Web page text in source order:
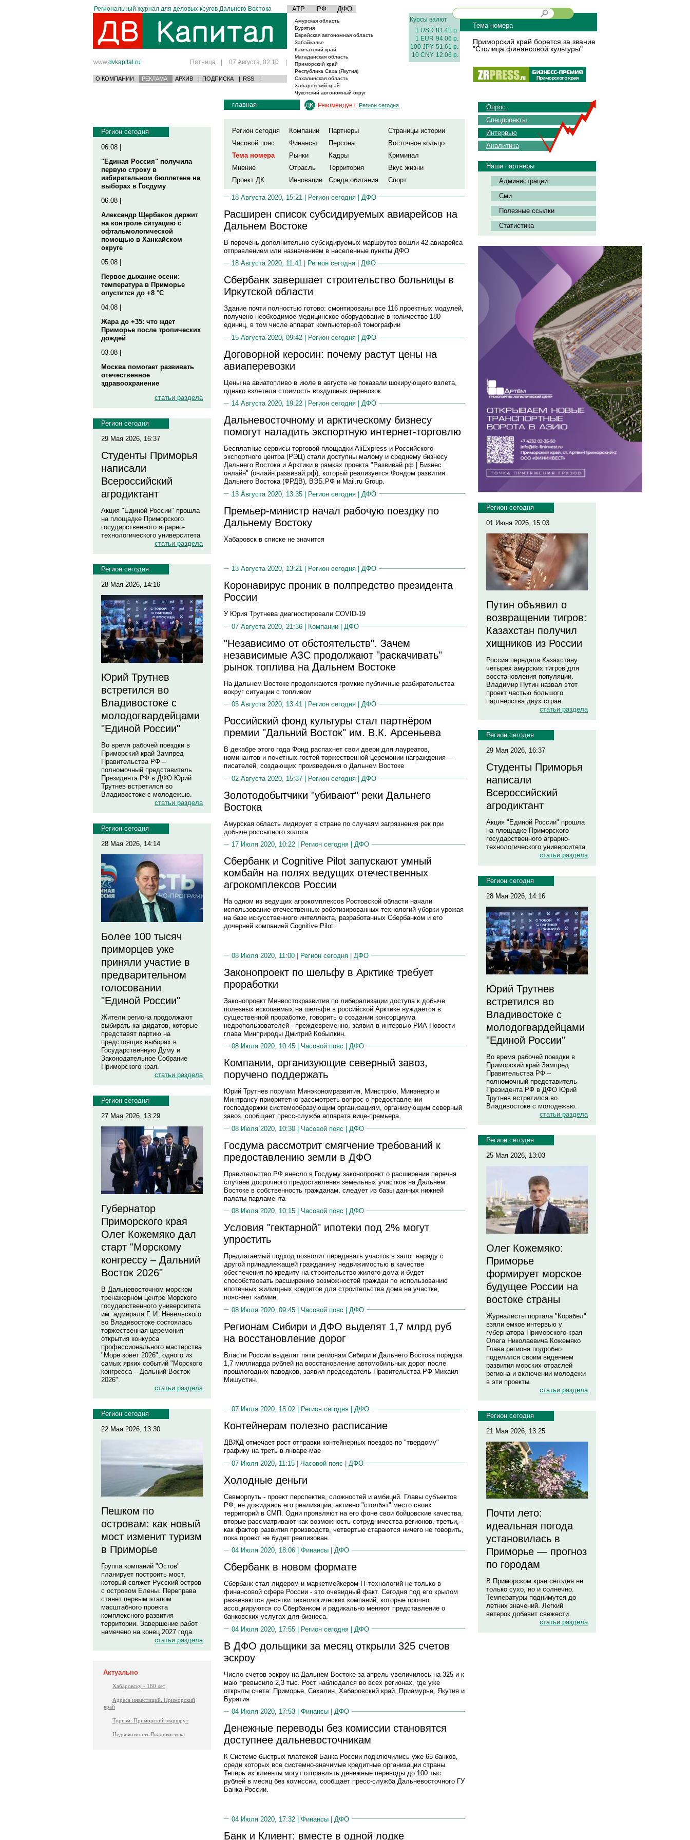
Региональный журнал для деловых кругов Дальнего Востока АТР РФ ДФО
www.dvkapital.ru Пятница | 07 Августа, 02:10 |
О КОМПАНИИ РЕКЛАМА АРХИВ | ПОДПИСКА | RSS |
Амурская область
Бурятия
Еврейская автономная область
Забайкалье
Камчатский край
Магаданская область
Приморский край
Республика Саха (Якутия)
Сахалинская область
Хабаровский край
Чукотский автономный округ
Курсы валют
1 USD 81.41 р.
1 EUR 94.06 р.
100 JPY 51.61 р.
10 CNY 12.06 р.
Тема номера
Приморский край борется за звание
"Столица финансовой культуры"
Регион сегодня
06.08 |
"Единая Россия" получила
первую строку в
избирательном бюллетене на
выборах в Госдуму
06.08 |
Александр Щербаков держит
на контроле ситуацию с
офтальмологической
помощью в Ханкайском
округе
05.08 |
Первое дыхание осени:
температура в Приморье
опустится до +8 °C
04.08 |
Жара до +35: что ждет
Приморье после тропических
дождей
03.08 |
Москва помогает развивать
отечественное
здравоохранение
статьи раздела
Регион сегодня
29 Мая 2026, 16:37
Студенты Приморья
написали
Всероссийский
агродиктант
Акция "Единой России" прошла
на площадке Приморского
государственного аграрно-
технологического университета
статьи раздела
Регион сегодня
28 Мая 2026, 14:16
Юрий Трутнев
встретился во
Владивостоке с
молодогвардейцами
"Единой России"
Во время рабочей поездки в
Приморский край Зампред
Правительства РФ –
полномочный представитель
Президента РФ в ДФО Юрий
Трутнев встретился во
Владивостоке с молодежью.
статьи раздела
Регион сегодня
28 Мая 2026, 14:14
Более 100 тысяч
приморцев уже
приняли участие в
предварительном
голосовании
"Единой России"
Жители региона продолжают
выбирать кандидатов, которые
представят партию на
предстоящих выборах в
Государственную Думу и
Законодательное Собрание
Приморского края.
статьи раздела
Регион сегодня
27 Мая 2026, 13:29
Губернатор
Приморского края
Олег Кожемяко дал
старт "Морскому
конгрессу – Дальний
Восток 2026"
В Дальневосточном морском
тренажерном центре Морского
государственного университета
им. адмирала Г. И. Невельского
во Владивостоке состоялась
торжественная церемония
открытия конкурса
профессионального мастерства
"Море зовет 2026", одного из
самых ярких событий "Морского
конгресса – Дальний Восток
2026".
статьи раздела
Регион сегодня
22 Мая 2026, 13:30
Пешком по
островам: как новый
мост изменит туризм
в Приморье
Группа компаний "Остов"
планирует построить мост,
который свяжет Русский остров
с островом Елены. Переправа
станет первым этапом
масштабного проекта
комплексного развития
территории. Завершение работ
намечено на конец 2027 года.
статьи раздела
Актуально
Хабаровску - 160 лет
Адреса инвестиций. Приморский
край
Туризм: Приморский маршрут
Недвижимость Владивостока
главная Рекомендует: Регион сегодня
Регион сегодня Компании Партнеры
Страницы истории
Часовой пояс
Финансы Персона
Восточное кольцо
Тема номера
Рынки Кадры
Криминал
Мнение
Отрасль Территория
Вкус жизни
Проект ДК
Инновации Среда обитания Спорт
18 Августа 2020, 15:21 | Регион сегодня | ДФО
Расширен список субсидируемых авиарейсов на
Дальнем Востоке
В перечень дополнительно субсидируемых маршрутов вошли 42 авиарейса
отправлением или назначением в населенные пункты ДФО
18 Августа 2020, 11:41 |
Регион сегодня ДФО
Сбербанк завершает строительство больницы в
Иркутской области
Здание почти полностью готово: смонтированы все 116 проектных модулей,
получено необходимое медицинское оборудование в количестве 180
единиц, в том числе аппарат компьютерной томографии
15 Августа 2020, 09:42 | Регион сегодня | ДФО
Договорной керосин: почему растут цены на
авиаперевозки
Цены на авиатопливо в июле в августе не показали шокирующего взлета,
однако взлетела стоимость воздушных перевозок
14 Августа 2020, 19:22 |
Регион сегодня ДФО
Дальневосточному и арктическому бизнесу
помогут наладить экспортную интернет-торговлю
Бесплатные сервисы торговой площадки AliExpress и Российского
экспортного центра (РЭЦ) стали доступны малому и среднему бизнесу
Дальнего Востока и Арктики в рамках проекта "Развивай.рф | Бизнес
онлайн" (онлайн.развивай.рф), который реализуется Фондом развития
Дальнего Востока (ФРДВ), ВЭБ.РФ и Mail.ru Group.
13 Августа 2020, 13:35 | Регион сегодня | ДФО
Премьер-министр начал рабочую поездку по
Дальнему Востоку
Хабаровск в списке не значится
13 Августа 2020, 13:21 | Регион сегодня ДФО
Коронавирус проник в полпредство президента
России
У Юрия Трутнева диагностировали COVID-19
07 Августа 2020, 21:36 | Компании | ДФО
"Независимо от обстоятельств". Зачем
независимые АЗС продолжают "раскачивать"
рынок топлива на Дальнем Востоке
На Дальнем Востоке продолжаются громкие публичные разбирательства
вокруг ситуации с топливом
05 Августа 2020, 13:41 |
Регион сегодня ДФО
Российский фонд культуры стал партнёром
премии "Дальний Восток" им. В.К. Арсеньева
В декабре этого года Фонд распахнет свои двери для лауреатов,
номинантов и почетных гостей торжественной церемонии награждения —
писателей, создающих произведения о Дальнем Востоке
02 Августа 2020, 15:37 | Регион сегодня | ДФО
Золотодобытчики "убивают" реки Дальнего
Востока
Амурская область лидирует в стране по случаям загрязнения рек при
добыче россыпного золота
17 Июля 2020, 10:22 |
Регион сегодня ДФО
Сбербанк и Cognitive Pilot запускают умный
комбайн на полях ведущих отечественных
агрокомплексов России
На одном из ведущих агрокомплексов Ростовской области начали
использование отечественных роботизированных технологий уборки урожая
на базе искусственного интеллекта, разработанных Сбербанком и его
дочерней компанией Cognitive Pilot.
08 Июля 2020, 11:00 | Регион сегодня | ДФО
Законопроект по шельфу в Арктике требует
проработки
Законопроект Минвостокразвития по либерализации доступа к добыче
полезных ископаемых на шельфе в российской Арктике нуждается в
существенной проработке, говорить о создании консорциума
недропользователей - преждевременно, заявил в интервью РИА Новости
глава Минприроды Дмитрий Кобылкин.
08 Июля 2020, 10:45 | Часовой пояс ДФО
Компании, организующие северный завоз,
поручено поддержать
Юрий Трутнев поручил Минэкономразвития, Минстрою, Минэнерго и
Минтрансу приоритетно рассмотреть вопрос о предоставлении
господдержки системообразующим организациям, организующим северный
завоз, сообщает пресс-служба аппарата вице-премьера.
08 Июля 2020, 10:30 | Часовой пояс | ДФО
Госдума рассмотрит смягчение требований к
предоставлению земли в ДФО
Правительство РФ внесло в Госдуму законопроект о расширении перечня
случаев досрочного предоставления земельных участков на Дальнем
Востоке в собственность гражданам, следует из базы данных нижней
палаты парламента
08 Июля 2020, 10:15 | Часовой пояс ДФО
Условия "гектарной" ипотеки под 2% могут
упростить
Предлагаемый подход позволит передавать участок в залог наряду с
другой принадлежащей гражданину недвижимостью в качестве
обеспечения по кредиту на строительство жилого дома и будет
способствовать расширению возможностей граждан по использованию
ипотечных жилищных кредитов для строительства дома на участке,
поясняет кабмин.
08 Июля 2020, 09:45 | Часовой пояс | ДФО
Регионам Сибири и ДФО выделят 1,7 млрд руб
на восстановление дорог
Власти России выделят пяти регионам Сибири и Дальнего Востока порядка
1,7 миллиарда рублей на восстановление автомобильных дорог после
прошлогодних паводков, заявил председатель Правительства РФ Михаил
Мишустин.
07 Июля 2020, 15:02 | Регион сегодня ДФО
Контейнерам полезно расписание
ДВЖД отмечает рост отправки контейнерных поездов по "твердому"
графику на треть в январе-мае
07 Июля 2020, 11:15 | Часовой пояс | ДФО
Холодные деньги
Севморпуть - проект перспектив, сложностей и амбиций. Главы субъектов
РФ, не дожидаясь его реализации, активно "столбят" место своих
территорий в СМП. Одни проявляют на его фоне свои бойцовские качества,
вторые рассматривают как возможность сотрудничества регионов, третьи, -
как фактор развития производств, четвертые стараются ничего не говорить,
пока проект не будет реализован.
04 Июля 2020, 18:06 | Финансы ДФО
Сбербанк в новом формате
Сбербанк стал лидером и маркетмейкером IT-технологий не только в
финансовой сфере России - это очевидный факт. Сегодня под его крылом
развиваются десятки технологических компаний, которые прочно
ассоциируются со Сбербанком и радикально меняют представление о
банковских услугах для бизнеса.
04 Июля 2020, 17:55 | Регион сегодня | ДФО
В ДФО дольщики за месяц открыли 325 счетов
эскроу
Число счетов эскроу на Дальнем Востоке за апрель увеличилось на 325 и к
маю превысило 2,3 тыс. Рост наблюдался во всех регионах, где уже
открыты счета: Приморье, Сахалин, Хабаровский край, Приамурье, Якутия и
Бурятия
04 Июля 2020, 17:53 | Финансы ДФО
Денежные переводы без комиссии становятся
доступнее дальневосточникам
К Системе быстрых платежей Банка России подключились уже 65 банков,
среди которых все системно-значимые кредитные организации страны.
Теперь их клиенты могут отправлять денежные переводы до 100 тыс.
рублей в месяц без комиссии, сообщает пресс-служба Дальневосточного ГУ
Банка России.
04 Июля 2020, 17:32 | Финансы | ДФО
Банк и Клиент: вместе в одной лодке
Опрос
Спецпроекты
Интервью
Аналитика
Наши партнеры
Администрации
Сми
Полезные ссылки
Статистика
Регион сегодня
01 Июня 2026, 15:03
Путин объявил о
возвращении тигров:
Казахстан получил
хищников из России
Россия передала Казахстану
четырех амурских тигров для
восстановления популяции.
Владимир Путин назвал этот
проект частью большого
партнерства двух стран.
статьи раздела
Регион сегодня
29 Мая 2026, 16:37
Студенты Приморья
написали
Всероссийский
агродиктант
Акция "Единой России" прошла
на площадке Приморского
государственного аграрно-
технологического университета
статьи раздела
Регион сегодня
28 Мая 2026, 14:16
Юрий Трутнев
встретился во
Владивостоке с
молодогвардейцами
"Единой России"
Во время рабочей поездки в
Приморский край Зампред
Правительства РФ –
полномочный представитель
Президента РФ в ДФО Юрий
Трутнев встретился во
Владивостоке с молодежью.
статьи раздела
Регион сегодня
25 Мая 2026, 13:03
Олег Кожемяко:
Приморье
формирует морское
будущее России на
востоке страны
Журналисты портала "Корабел"
взяли емкое интервью у
губернатора Приморского края
Олега Николаевича Кожемяко
Глава региона подробно
поделился своим видением
развития морских отраслей
региона и включении молодежи
в эти проекты.
статьи раздела
Регион сегодня
21 Мая 2026, 13:25
Почти лето:
идеальная погода
установилась в
Приморье — прогноз
по городам
В Приморском крае сегодня не
только сухо, но и солнечно.
Температуры поднимутся до
летних значений. Легкий
ветерок добавит свежести.
статьи раздела